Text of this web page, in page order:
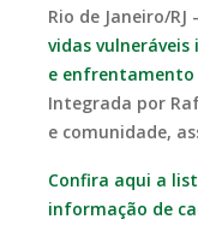
Rio de Janeiro/RJ
vidas
e enfrentamento
Integrada por
e comunidade,
Confira aqui a
informação de